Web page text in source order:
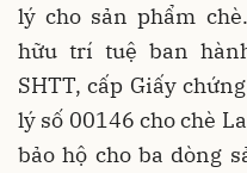
lý cho sản phẩm
hữu trí tuệ ban
SHTT, cấp Giấy
lý số 00146 cho chè
bảo hộ cho ba dòng